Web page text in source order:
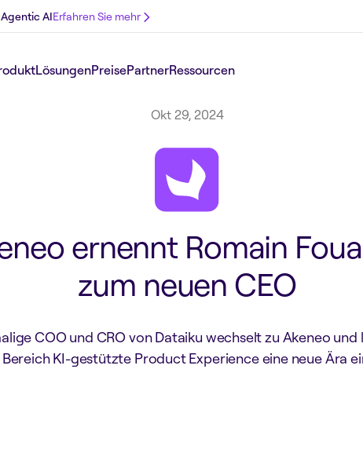
AIErfahren Sie mehr
LösungenPreisePartnerRessourcen
Okt 29, 2024
ernennt Romain
zum neuen CEO
COO und CRO von Dataiku wechselt zu Akeneo
Bereich KI-gestützte Product Experience eine neue Ära